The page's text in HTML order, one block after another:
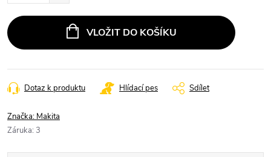
VLOŽIT DO KOŠÍKU
Dotaz k produktu Hlídací pes Sdílet
Značka: Makita
Záruka: 3